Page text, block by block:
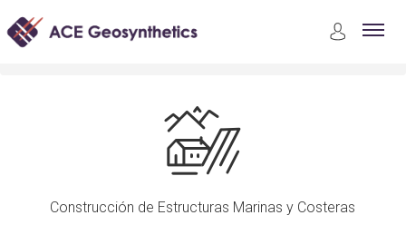
Aplicaciones
Construcción de Estructuras Marinas y Costeras
Construcción de Estructuras Marinas y Costeras